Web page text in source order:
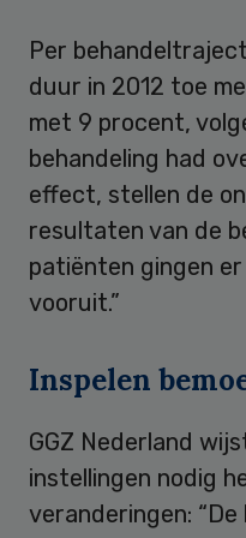
Per
duur in 2012 toe
met 9 procent,
behandeling had
effect, stellen de
resultaten van de
patiënten gingen
vooruit.”
Inspelen
GGZ Nederland
instellingen nodig
veranderingen: